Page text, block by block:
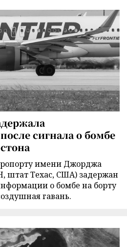
сигнала о бомбе
имени Джорджа
штат Техас, США) задержан
о бомбе на борту
гавань.